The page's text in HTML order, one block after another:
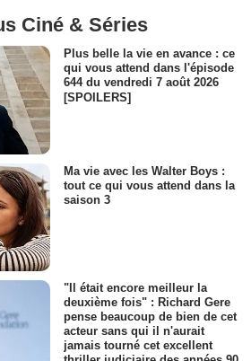
Ciné & Séries
Plus belle la vie en avance : ce
qui vous attend dans l'épisode
644 du vendredi 7 août 2026
[SPOILERS]
Ma vie avec les Walter Boys :
tout ce qui vous attend dans la
saison 3
"Il était encore meilleur la
deuxième fois" : Richard Gere
pense beaucoup de bien de cet
acteur sans qui il n'aurait
jamais tourné cet excellent